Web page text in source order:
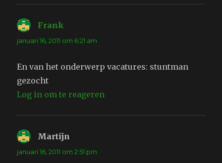
Frank
januari 16, 2011 om 6:21 am
En van het onderwerp vacatures: stuntman
gezocht
Log in om te reageren
Martijn
januari 16, 2011 om 2:51 pm